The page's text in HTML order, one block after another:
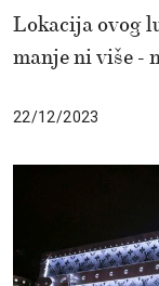
Lokacija ovog
manje ni više -
22/12/2023